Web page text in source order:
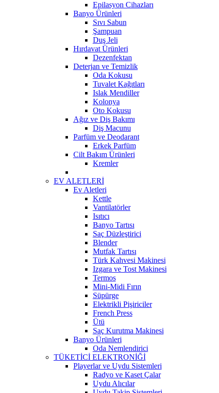
Epilasyon Cihazları
Banyo Ürünleri
Sıvı Sabun
Şampuan
Duş Jeli
Hırdavat Ürünleri
Dezenfektan
Deterjan ve Temizlik
Oda Kokusu
Tuvalet Kağıtları
Islak Mendiller
Kolonya
Oto Kokusu
Ağız ve Diş Bakımı
Diş Macunu
Parfüm ve Deodarant
Erkek Parfüm
Cilt Bakım Ürünleri
Kremler
EV ALETLERİ
Ev Aletleri
Kettle
Vantilatörler
Isıtıcı
Banyo Tartısı
Saç Düzleştirici
Blender
Mutfak Tartısı
Türk Kahvesi Makinesi
Izgara ve Tost Makinesi
Termos
Mini-Midi Fırın
Süpürge
Elektrikli Pişiriciler
French Press
Ütü
Saç Kurutma Makinesi
Banyo Ürünleri
Oda Nemlendirici
TÜKETİCİ ELEKTRONİĞİ
Playerlar ve Uydu Sistemleri
Radyo ve Kaset Çalar
Uydu Alıcılar